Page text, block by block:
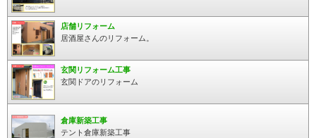
店舗リフォーム
居酒屋さんのリフォーム。
玄関リフォーム工事
玄関ドアのリフォーム
倉庫新築工事
テント倉庫新築工事